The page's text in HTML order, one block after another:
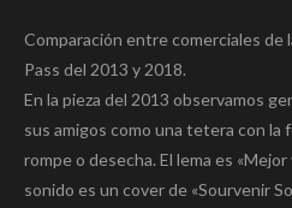
Comparación entre comerciales de
Pass del 2013 y 2018.
En la pieza del 2013 observamos
sus amigos como una tetera con la
rompe o desecha. El lema es «Mejor
sonido es un cover de «Sourvenir